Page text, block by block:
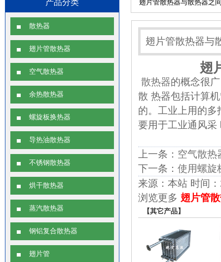
产品分类
散热器
翅片管散热器
空气散热器
余热散热器
螺旋板换热器
导热油散热器
不锈钢散热器
烘干散热器
蒸汽散热器
钢铝复合散热器
翅片管
翅片管散热器与散热器之
翅片管散热器与
翅
散热器的概念很
散 热器包括计算
的。工业上用的多
要用于工业通风采
上一条： 空气散热
下一条： 使用螺旋
来源：本站 时间
浏览更多 翅片管
【其它产品】